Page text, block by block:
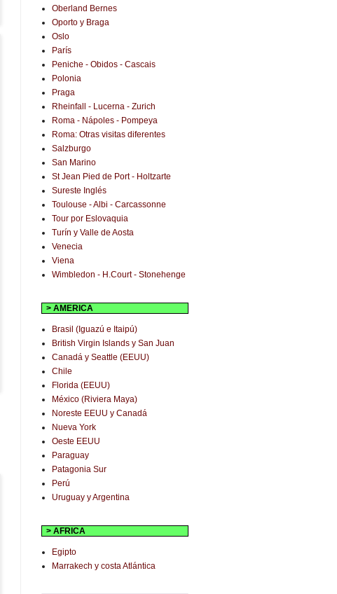
Oberland Bernes
Oporto y Braga
Oslo
París
Peniche - Obidos - Cascais
Polonia
Praga
Rheinfall - Lucerna - Zurich
Roma - Nápoles - Pompeya
Roma: Otras visitas diferentes
Salzburgo
San Marino
St Jean Pied de Port - Holtzarte
Sureste Inglés
Toulouse - Albi - Carcassonne
Tour por Eslovaquia
Turín y Valle de Aosta
Venecia
Viena
Wimbledon - H.Court - Stonehenge
> AMERICA
Brasil (Iguazú e Itaipú)
British Virgin Islands y San Juan
Canadá y Seattle (EEUU)
Chile
Florida (EEUU)
México (Riviera Maya)
Noreste EEUU y Canadá
Nueva York
Oeste EEUU
Paraguay
Patagonia Sur
Perú
Uruguay y Argentina
> AFRICA
Egipto
Marrakech y costa Atlántica